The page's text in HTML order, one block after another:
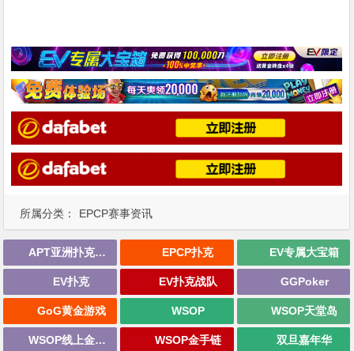
所属分类： EPCP赛事资讯
APT亚洲扑克巡回赛 EPCP扑克 EV专属大宝箱
EV扑克 EV扑克战队 GGPoker
GoG黄金游戏 WSOP WSOP天堂岛
WSOP线上金手链 WSOP金手链 双旦嘉年华